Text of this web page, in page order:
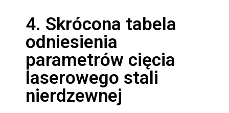
4. Skrócona tabela
odniesienia
parametrów cięcia
laserowego stali
nierdzewnej